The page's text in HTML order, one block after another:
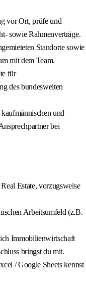
vor Ort, prüfe und
sowie Rahmenverträge.
Standorte sowie
mit dem Team.
für
des bundesweiten
und
bei
Estate, vorzugsweise
Arbeitsumfeld (z.B.
Immobilienwirtschaft
bringst du mit.
/ Google Sheets kennst